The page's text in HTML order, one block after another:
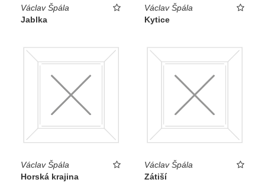
Václav Špála
Jablka
Václav Špála
Kytice
Václav Špála
Horská krajina
Václav Špála
Zátiší